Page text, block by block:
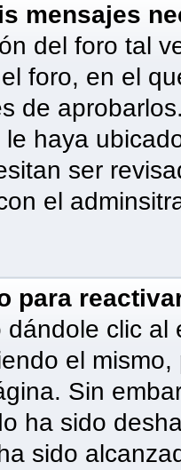
mensajes
del foro tal
foro, en el
de
le haya
ser
el
para
dándole clic
el
Sin
ha sido
sido